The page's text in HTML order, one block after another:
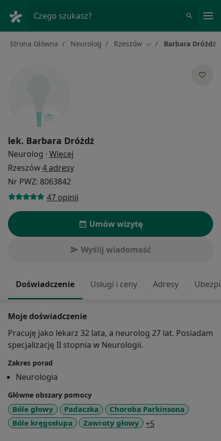
Czego szukasz?
Strona Główna Neurolog Rzeszów Zmień miasto
Barbara Dróżdż
lek. Barbara Dróżdż
Neurolog · Więcej
Rzeszów4 adresy
Nr PWZ: 8063842
47 opinii
Umów wizytę
Wyślij wiadomość
Doświadczenie Usługi i ceny Adresy
Moje doświadczenie
Pracuję jako lekarz 32 lata, a neurolog 27 lat. Posiadam
specjalizację II stopnia w Neurologii.
Zakres porad
Neurologia
Główne obszary pomocy
Bóle głowy Padaczka
Choroba Parkinsona
Bóle kręgosłupa
Zawroty głowy +5